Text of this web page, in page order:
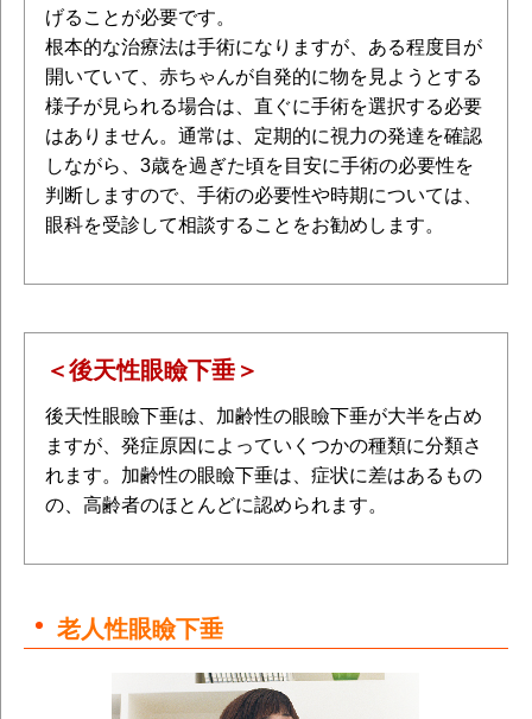
げることが必要です。
根本的な治療法は手術になりますが、ある程度目が
開いていて、赤ちゃんが自発的に物を見ようとする
様子が見られる場合は、直ぐに手術を選択する必要
はありません。通常は、定期的に視力の発達を確認
しながら、3歳を過ぎた頃を目安に手術の必要性を
判断しますので、手術の必要性や時期については、
眼科を受診して相談することをお勧めします。
＜後天性眼瞼下垂＞
後天性眼瞼下垂は、加齢性の眼瞼下垂が大半を占め
ますが、発症原因によっていくつかの種類に分類さ
れます。加齢性の眼瞼下垂は、症状に差はあるもの
の、高齢者のほとんどに認められます。
老人性眼瞼下垂